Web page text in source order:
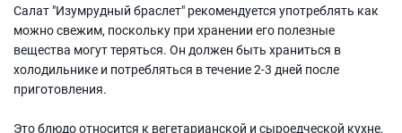
Салат "Изумрудный браслет" рекомендуется употреблять как
можно свежим, поскольку при хранении его полезные
вещества могут теряться. Он должен быть храниться в
холодильнике и потребляться в течение 2-3 дней после
приготовления.
Это блюдо относится к вегетарианской и сыроедческой кухне,